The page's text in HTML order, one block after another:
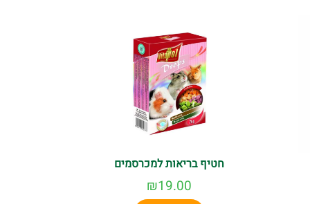
חטיף בריאות למכרסמים
₪19.00